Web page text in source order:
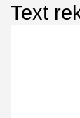
Text